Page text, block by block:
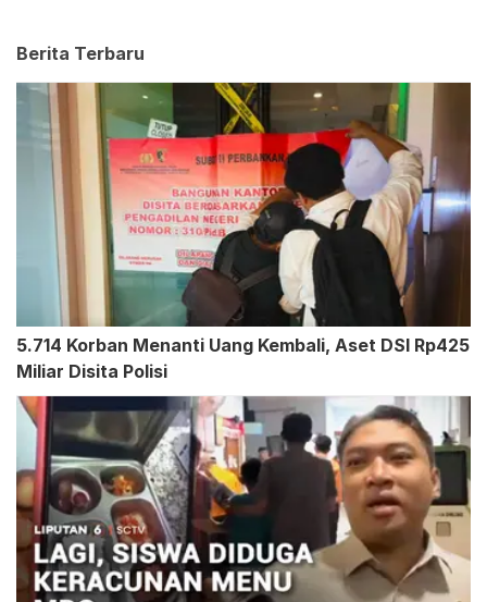
Berita Terbaru
5.714 Korban Menanti Uang Kembali, Aset DSI Rp425
Miliar Disita Polisi